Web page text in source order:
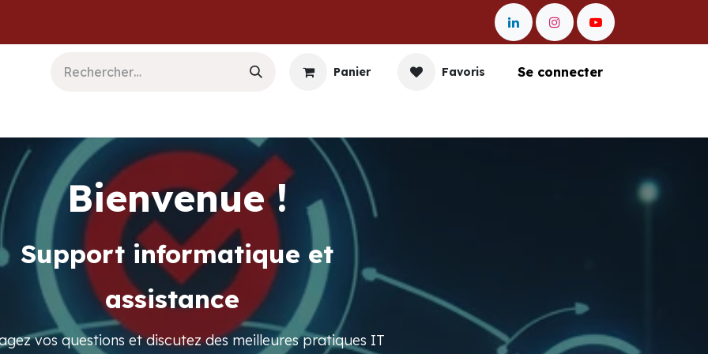
Panier Favoris Se connecter
Bienvenue !
Support informatique et
assistance
vos questions et discutez des meilleures pratiques IT